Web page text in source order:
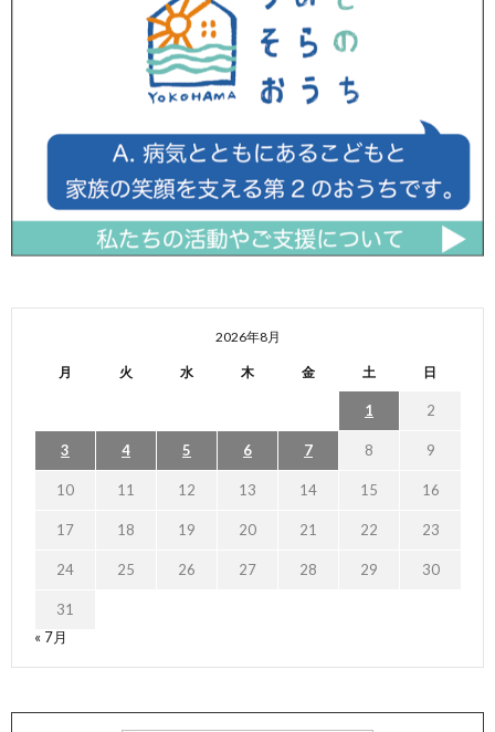
2026年8月
月 火 水 木 金 土 日
1 2
3 4 5 6 7 8 9
10 11 12 13 14 15 16
17 18 19 20 21 22 23
24 25 26 27 28 29 30
31
« 7月